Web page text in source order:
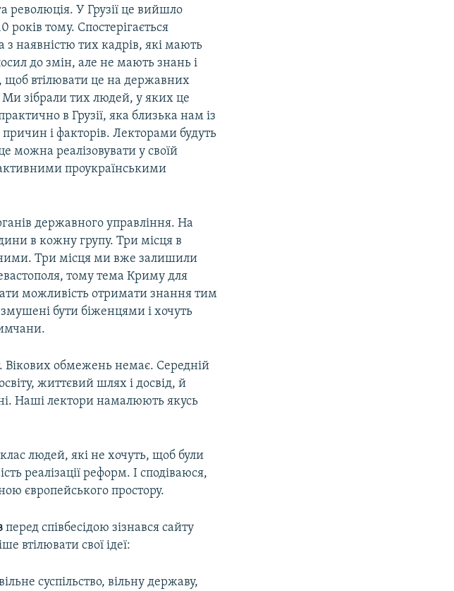
революція. У Грузії це вийшло
років тому. Спостерігається
з наявністю тих кадрів, які мають
до змін, але не мають знань і
щоб втілювати це на державних
Ми зібрали тих людей, у яких це
в Грузії, яка близька нам із
причин і факторів. Лекторами будуть
можна реалізовувати у своїй
активними проукраїнськими
державного управління. На
в кожну групу. Три місця в
Три місця ми вже залишили
тому тема Криму для
можливість отримати знання тим
бути біженцями і хочуть
Вікових обмежень немає. Середній
життєвий шлях і досвід, й
Наші лектори намалюють якусь
людей, які не хочуть, щоб були
реалізації реформ. І сподіваюся,
європейського простору.
перед співбесідою зізнався сайту
втілювати свої ідеї:
суспільство, вільну державу,